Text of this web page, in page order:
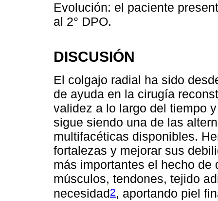
Evolución: el paciente
al 2° DPO.
DISCUSIÓN
El colgajo radial ha sido
de ayuda en la cirugía
validez a lo largo del tiempo
sigue siendo una de las
multifacéticas disponibles.
fortalezas y mejorar sus
más importantes el hecho
músculos, tendones, tejido
necesidad2, aportando piel